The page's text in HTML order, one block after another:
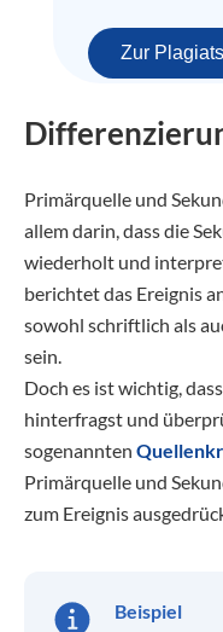
Zur
Primärquelle und
allem darin, dass die
wiederholt und
berichtet das Ereignis
sowohl schriftlich als
sein.
Doch es ist wichtig,
hinterfragst und
sogenannten
Primärquelle und
zum Ereignis
Beispiel